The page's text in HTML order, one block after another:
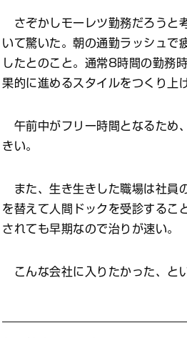
さぞかしモーレツ勤務だろうと
いて驚いた。朝の通勤ラッシュで
したとのこと。通常8時間の勤務
果的に進めるスタイルをつくり上
午前中がフリー時間となるため
きい。
また、生き生きした職場は社員
を替えて人間ドックを受診するこ
されても早期なので治りが速い。
こんな会社に入りたかった、と